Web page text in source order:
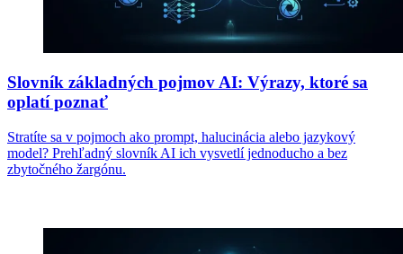
Slovník základných pojmov AI: Výrazy, ktoré sa
oplatí poznať
Stratíte sa v pojmoch ako prompt, halucinácia alebo jazykový
model? Prehľadný slovník AI ich vysvetlí jednoducho a bez
zbytočného žargónu.